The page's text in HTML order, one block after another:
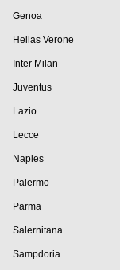
Genoa
Hellas Verone
Inter Milan
Juventus
Lazio
Lecce
Naples
Palermo
Parma
Salernitana
Sampdoria